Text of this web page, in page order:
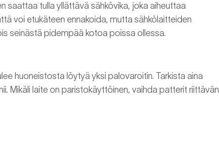
saattaa tulla yllättävä sähkövika, joka aiheuttaa
voi etukäteen ennakoida, mutta sähkölaitteiden
seinästä pidempää kotoa poissa ollessa.
huoneistosta löytyä yksi palovaroitin. Tarkista aina
Mikäli laite on paristokäyttöinen, vaihda patterit riittävän